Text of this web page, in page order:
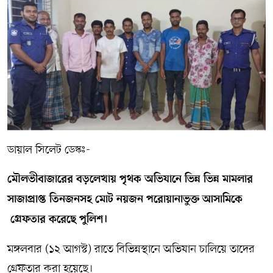
ডায়াল সিলেট ডেস্কঃ-
মৌলভীবাজারের বড়লেখায় পৃথক অভিযানে ভিন্ন ভিন্ন মামলার
সাজাপ্রাপ্ত তিনজনসহ মোট নয়জন পরোয়ানাভুক্ত আসামিকে
গ্রেফতার করেছে পুলিশ।
মঙ্গলবার (১২ আগস্ট) রাতে বিভিন্নস্থানে অভিযান চালিয়ে তাদের
গ্রেফতার করা হয়েছে।
সম্পাদকীয় কলাম
ABOUT US
DIAL SYLHET